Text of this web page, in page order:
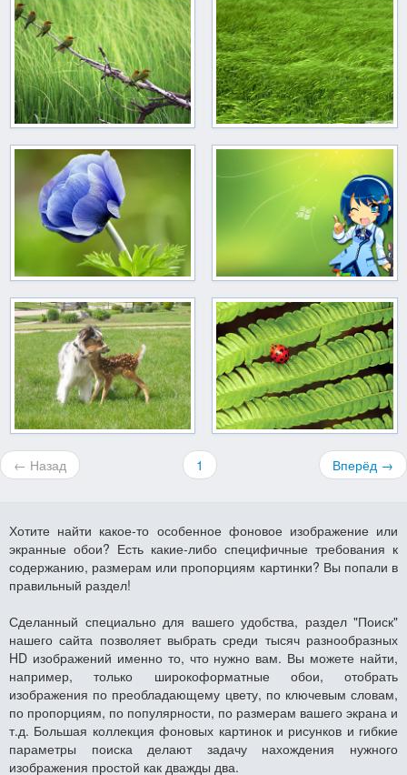
← Назад 1 Вперёд →
Хотите найти какое-то особенное фоновое изображение или
экранные обои? Есть какие-либо специфичные требования к
содержанию, размерам или пропорциям картинки? Вы попали в
правильный раздел!
Сделанный специально для вашего удобства, раздел "Поиск"
нашего сайта позволяет выбрать среди тысяч разнообразных
HD изображений именно то, что нужно вам. Вы можете найти,
например, только широкоформатные обои, отобрать
изображения по преобладающему цвету, по ключевым словам,
по пропорциям, по популярности, по размерам вашего экрана и
т.д. Большая коллекция фоновых картинок и рисунков и гибкие
параметры поиска делают задачу нахождения нужного
изображения простой как дважды два.